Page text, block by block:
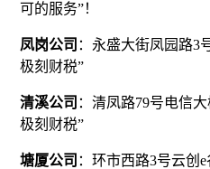
可的服务”！
凤岗公司 ：永盛大街凤园路3
极刻财税”
清溪公司 ：清凤路79号电信
极刻财税”
塘厦公司 ：环市西路3号云创